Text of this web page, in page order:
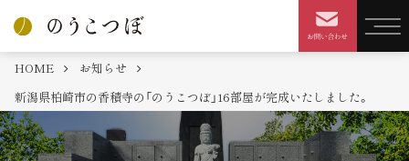
HOME
お知らせ
新潟県柏崎市の香積寺の「のうこつぼ」16部屋が完成いたしました。